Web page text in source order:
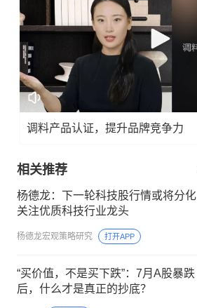
调料产品认证，提升品牌竞争力
相关推荐
杨德龙：下一轮科技股行情或将分化
关注优质科技行业龙头
杨德龙宏观策略研究 打开APP
“买价值，不是买下跌”：7月A股暴跌
后，什么才是真正的抄底？